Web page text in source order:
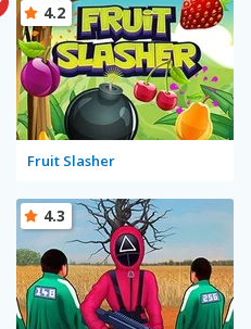
Fruit Slasher
4.2
4.3